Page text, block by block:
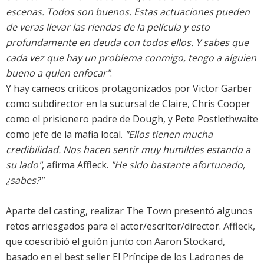
escenas. Todos son buenos. Estas actuaciones pueden
de veras llevar las riendas de la película y esto
profundamente en deuda con todos ellos. Y sabes que
cada vez que hay un problema conmigo, tengo a alguien
bueno a quien enfocar".
Y hay cameos críticos protagonizados por Victor Garber
como subdirector en la sucursal de Claire, Chris Cooper
como el prisionero padre de Dough, y Pete Postlethwaite
como jefe de la mafia local. "Ellos tienen mucha
credibilidad. Nos hacen sentir muy humildes estando a
su lado", afirma Affleck. "He sido bastante afortunado,
¿sabes?"
Aparte del casting, realizar The Town presentó algunos
retos arriesgados para el actor/escritor/director. Affleck,
que coescribió el guión junto con Aaron Stockard,
basado en el best seller El Príncipe de los Ladrones de